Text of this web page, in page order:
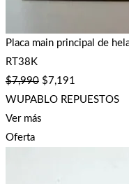
Placa main principal de
RT38K
$7,990 $7,191
WUPABLO REPUESTOS
Ver más
Oferta